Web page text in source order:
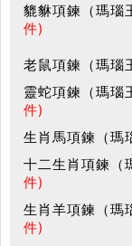
貔貅項鍊（瑪瑙
件)
老鼠項鍊（瑪瑙
靈蛇項鍊（瑪瑙
件)
生肖馬項鍊（瑪
十二生肖項鍊（
件)
生肖羊項鍊（瑪
件)